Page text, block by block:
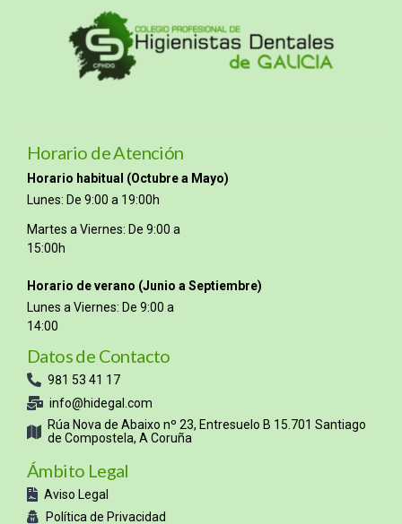
Horario de Atención
Horario habitual (Octubre a Mayo)
Lunes: De 9:00 a 19:00h
Martes a Viernes: De 9:00 a
15:00h
Horario de verano (Junio a Septiembre)
Lunes a Viernes: De 9:00 a
14:00
Datos de Contacto
981 53 41 17
info@hidegal.com
Rúa Nova de Abaixo nº 23, Entresuelo B 15.701 Santiago
de Compostela, A Coruña
Ámbito Legal
Aviso Legal
Política de Privacidad